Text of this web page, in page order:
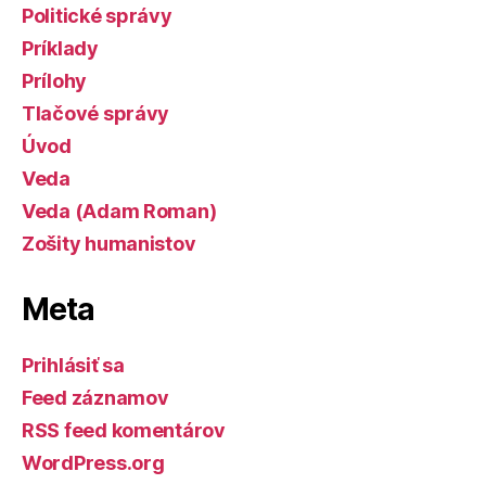
Politické správy
Príklady
Prílohy
Tlačové správy
Úvod
Veda
Veda (Adam Roman)
Zošity humanistov
Meta
Prihlásiť sa
Feed záznamov
RSS feed komentárov
WordPress.org